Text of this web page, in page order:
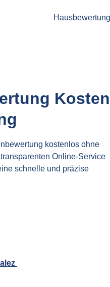
Hausbewertung
kostenlos ohne
Online-Service
schnelle und präzise